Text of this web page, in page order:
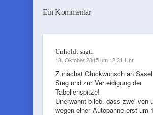
Ein Kommentar
Unholdt sagt:
18. Oktober 2015 um 12:31 Uhr
Zunächst Glückwunsch an
Sieg und zur Verteidigung der
Tabellenspitze!
Unerwähnt blieb, dass zwei von
wegen einer Autopanne erst um